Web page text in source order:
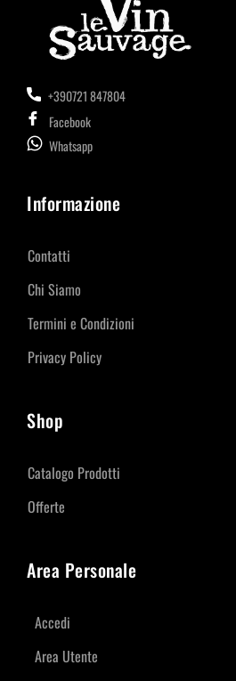
+390721 847804
Facebook
Whatsapp
Informazione
Contatti
Chi Siamo
Termini e Condizioni
Privacy Policy
Shop
Catalogo Prodotti
Offerte
Area Personale
Accedi
Area Utente